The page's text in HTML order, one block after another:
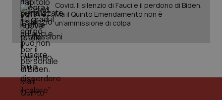
Covid. Il silenzio di Fauci e il perdono di Biden.
Ma il Quinto Emendamento non è
un’ammissione di colpa